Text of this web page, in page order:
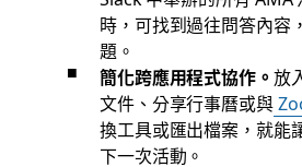
時，可找到過往問答內容
題。
簡化跨應用程式協作。放
文件、分享行事曆或與
換工具或匯出檔案，就能
下一次活動。